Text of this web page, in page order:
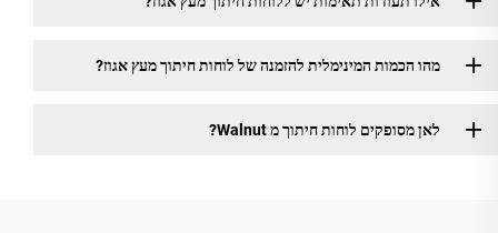
מהו הכמות המינימלית להזמנה של לוחות חיתוך מעץ אגוז?
לאן מסופקים לוחות חיתוך מ Walnut?